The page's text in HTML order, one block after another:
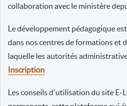
collaboration avec le ministère
Le développement pédagogique
dans nos centres de formations et
laquelle les autorités
Inscription
Les conseils d'utilisation du site E-